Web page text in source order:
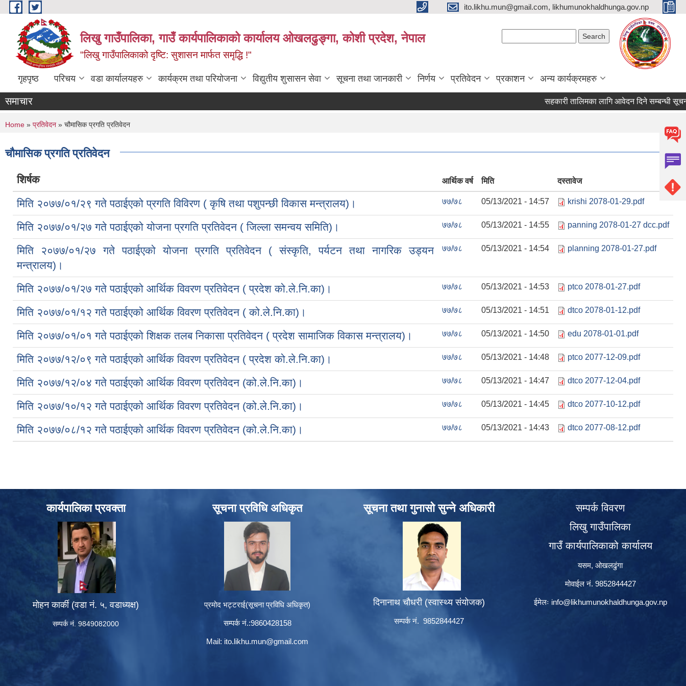
Skip to main content ito.likhu.mun@gmail.com, likhumunokhaldhunga.gov.np
लिखु गाउँपालिका, गाउँ कार्यपालिकाको कार्यालय ओखलढुङ्गा, कोशी प्रदेश, नेपाल
"लिखु गाउँपालिकाको दृष्टि: सुशासन मार्फत समृद्धि !"
गृहपृष्ठ परिचय वडा कार्यालयहरु कार्यक्रम तथा परियोजना विद्युतीय शुसासन सेवा सूचना तथा जानकारी निर्णय प्रतिवेदन प्रकाशन अन्य कार्यक्रमहरु
समाचार सहकारी तालिमका लागि आवेदन दिने सम्बन्धी सूचना
You are here
Home » प्रतिवेदन » चौमासिक प्रगति प्रतिवेदन
चौमासिक प्रगति प्रतिवेदन
शिर्षक आर्थिक वर्ष मिति दस्तावेज
मिति २०७७/०१/२९ गते पठाईएको प्रगति विविरण ( कृषि तथा पशुपन्छी विकास मन्त्रालय)। ७७/७८ 05/13/2021 - 14:57 krishi 2078-01-29.pdf
मिति २०७७/०१/२७ गते पठाईएको योजना प्रगति प्रतिवेदन ( जिल्ला समन्वय समिति)। ७७/७८ 05/13/2021 - 14:55 panning 2078-01-27 dcc.pdf
मिति २०७७/०१/२७ गते पठाईएको योजना प्रगति प्रतिवेदन ( संस्कृति, पर्यटन तथा नागरिक उड्यन
मन्त्रालय)।
७७/७८ 05/13/2021 - 14:54 planning 2078-01-27.pdf
मिति २०७७/०१/२७ गते पठाईएको आर्थिक विवरण प्रतिवेदन ( प्रदेश को.ले.नि.का)। ७७/७८ 05/13/2021 - 14:53 ptco 2078-01-27.pdf
मिति २०७७/०१/१२ गते पठाईएको आर्थिक विवरण प्रतिवेदन ( को.ले.नि.का)। ७७/७८ 05/13/2021 - 14:51 dtco 2078-01-12.pdf
मिति २०७७/०१/०१ गते पठाईएको शिक्षक तलब निकासा प्रतिवेदन ( प्रदेश सामाजिक विकास मन्त्रालय)। ७७/७८ 05/13/2021 - 14:50 edu 2078-01-01.pdf
मिति २०७७/१२/०९ गते पठाईएको आर्थिक विवरण प्रतिवेदन ( प्रदेश को.ले.नि.का)। ७७/७८ 05/13/2021 - 14:48 ptco 2077-12-09.pdf
मिति २०७७/१२/०४ गते पठाईएको आर्थिक विवरण प्रतिवेदन (को.ले.नि.का)। ७७/७८ 05/13/2021 - 14:47 dtco 2077-12-04.pdf
मिति २०७७/१०/१२ गते पठाईएको आर्थिक विवरण प्रतिवेदन (को.ले.नि.का)। ७७/७८ 05/13/2021 - 14:45 dtco 2077-10-12.pdf
मिति २०७७/०८/१२ गते पठाईएको आर्थिक विवरण प्रतिवेदन (को.ले.नि.का)। ७७/७८ 05/13/2021 - 14:43 dtco 2077-08-12.pdf
कार्यपालिका प्रवक्ता
मोहन कार्की (वडा नं. ५, वडाध्यक्ष)
सम्पर्क नं. 9849082000
सूचना प्रविधि अधिकृत
प्रमोद भट्टराई(सूचना प्रविधि अधिकृत)
सम्पर्क नं.:9860428158
Mail: ito.likhu.mun@gmail.com
सूचना तथा गुनासो सुन्ने अधिकारी
दिनानाथ चौधरी (स्वास्थ्य संयोजक)
सम्पर्क नं. 9852844427
सम्पर्क विवरण
लिखु गाउँपालिका
गाउँ कार्यपालिकाको कार्यालय
यसम, ओखलढुंगा
मोवाईल नं. 9852844427
ईमेलः info@likhumunokhaldhunga.gov.np